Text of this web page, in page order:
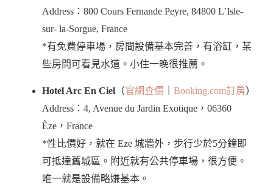
Address：800 Cours Fernande Peyre, 84800 L’Isle-
sur- la-Sorgue, France
*有免費停車場，房間設備基本完善，有浴缸，某
些房間可看見水道。小住一晚很推薦。
Hotel Arc En Ciel （官網查價 Booking.com訂房）
Address：4, Avenue du Jardin Exotique，06360
Èze，France
*性比價好，就在 Eze 城牆外，步行少於5分鐘即
可抵達舊城區。附近就有公共停車場，很方便。
唯一就是設備略嫌基本。